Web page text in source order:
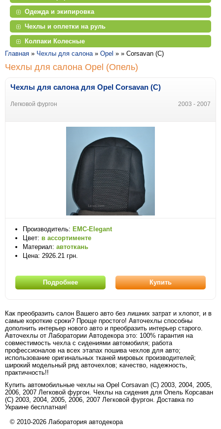
Одежда и экипировка
Чехлы и оплетки на руль
Колпаки Колесные
Главная » Чехлы для салона » Opel » » Corsavan (С)
Чехлы для салона Opel (Опель)
Чехлы для салона для Opel Corsavan (С)
Легковой фургон 2003 - 2007
Производитель: EMC-Elegant
Цвет: в ассортименте
Материал: автоткань
Цена: 2926.21 грн.
Подробнее Купить
Как преобразить салон Вашего авто без лишних затрат и хлопот, и в
самые короткие сроки? Проще простого! Авточехлы способны
дополнить интерьер нового авто и преобразить интерьер старого.
Авточехлы от Лаборатории Автодекора это: 100% гарантия на
совместимость чехла с сидениями автомобиля; работа
профессионалов на всех этапах пошива чехлов для авто;
использование оригинальных тканей мировых производителей;
широкий модельный ряд авточехлов; качество, надежность,
практичность!!
Купить автомобильные чехлы на Opel Corsavan (С) 2003, 2004, 2005,
2006, 2007 Легковой фургон. Чехлы на сидения для Опель Корсаван
(С) 2003, 2004, 2005, 2006, 2007 Легковой фургон. Доставка по
Украине бесплатная!
© 2010-2026 Лаборатория автодекора